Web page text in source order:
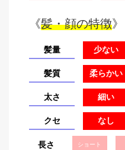
《髪・顔の特徴》
髪量 少ない
髪質 柔らかい
太さ 細い
クセ なし
長さ ショート